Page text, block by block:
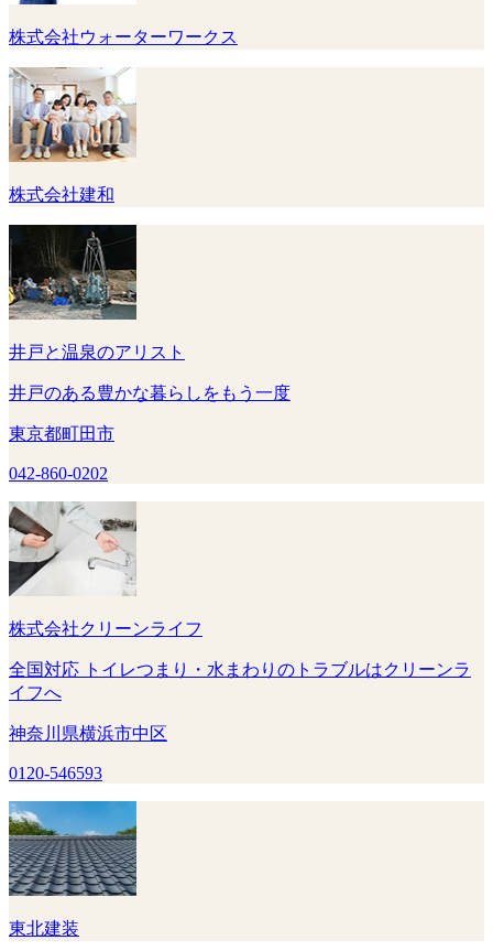
株式会社ウォーターワークス
株式会社建和
井戸と温泉のアリスト
井戸のある豊かな暮らしをもう一度
東京都町田市
042-860-0202
株式会社クリーンライフ
全国対応 トイレつまり・水まわりのトラブルはクリーンラ
イフへ
神奈川県横浜市中区
0120-546593
東北建装